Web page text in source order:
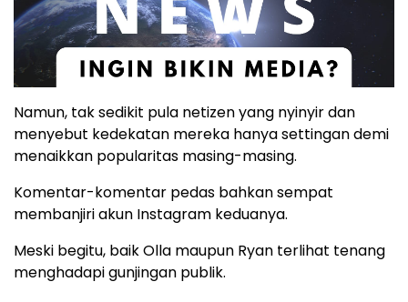
Namun, tak sedikit pula netizen yang nyinyir dan
menyebut kedekatan mereka hanya settingan demi
menaikkan popularitas masing-masing.
Komentar-komentar pedas bahkan sempat
membanjiri akun Instagram keduanya.
Meski begitu, baik Olla maupun Ryan terlihat tenang
menghadapi gunjingan publik.